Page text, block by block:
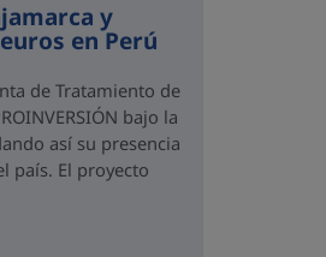
y
en Perú
de Tratamiento de
bajo la
así su presencia
país. El proyecto